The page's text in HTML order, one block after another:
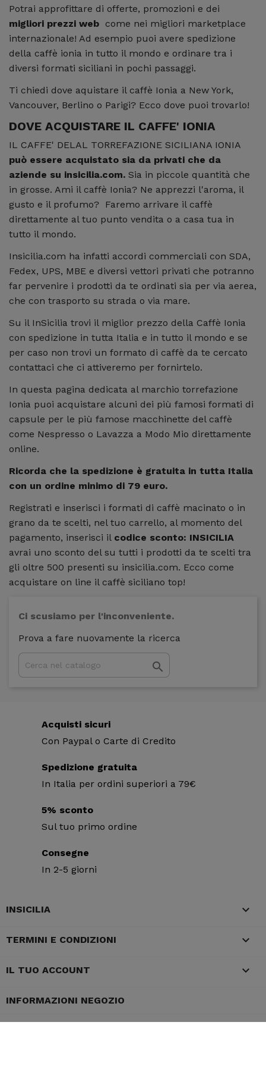
Potrai approfittare di offerte, promozioni e dei
migliori prezzi web come nei migliori marketplace
internazionale! Ad esempio puoi avere spedizione
della caffè ionia in tutto il mondo e ordinare tra i
diversi formati siciliani in pochi passaggi.
Ti chiedi dove aquistare il caffè Ionia a New York,
Vancouver, Berlino o Parigi? Ecco dove puoi trovarlo!
DOVE ACQUISTARE IL CAFFE' IONIA
IL CAFFE' DELAL TORREFAZIONE SICILIANA IONIA
può essere acquistato sia da privati che da
aziende su insicilia.com. Sia in piccole quantità che
in grosse. Ami il caffè Ionia? Ne apprezzi l'aroma, il
gusto e il profumo? Faremo arrivare il caffè
direttamente al tuo punto vendita o a casa tua in
tutto il mondo.
Insicilia.com ha infatti accordi commerciali con SDA,
Fedex, UPS, MBE e diversi vettori privati che potranno
far pervenire i prodotti da te ordinati sia per via aerea,
che con trasporto su strada o via mare.
Su il InSicilia trovi il miglior prezzo della Caffè Ionia
con spedizione in tutta Italia e in tutto il mondo e se
per caso non trovi un formato di caffè da te cercato
contattaci che ci attiveremo per fornirtelo.
In questa pagina dedicata al marchio torrefazione
Ionia puoi acquistare alcuni dei più famosi formati di
capsule per le più famose macchinette del caffè
come Nespresso o Lavazza a Modo Mio direttamente
online.
Ricorda che la spedizione è gratuita in tutta Italia
con un ordine minimo di 79 euro.
Registrati e inserisci i formati di caffè macinato o in
grano da te scelti, nel tuo carrello, al momento del
pagamento, inserisci il codice sconto: INSICILIA
avrai uno sconto del su tutti i prodotti da te scelti tra
gli oltre 500 presenti su insicilia.com. Ecco come
acquistare on line il caffè siciliano top!
Ci scusiamo per l'inconveniente.
Prova a fare nuovamente la ricerca

Acquisti sicuri
Con Paypal o Carte di Credito
Spedizione gratuita
In Italia per ordini superiori a 79€
5% sconto
Sul tuo primo ordine
Consegne
In 2-5 giorni
INSICILIA 
TERMINI E CONDIZIONI 
IL TUO ACCOUNT 
INFORMAZIONI NEGOZIO